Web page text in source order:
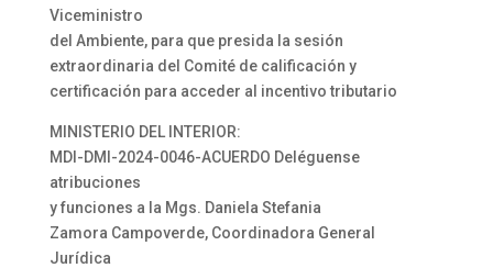
Viceministro
del Ambiente, para que presida la sesión
extraordinaria del Comité de calificación y
certificación para acceder al incentivo tributario
MINISTERIO DEL INTERIOR:
MDI-DMI-2024-0046-ACUERDO Deléguense
atribuciones
y funciones a la Mgs. Daniela Stefania
Zamora Campoverde, Coordinadora General
Jurídica